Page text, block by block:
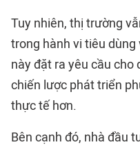
Tuy nhiên, thị trường
trong hành vi tiêu
này đặt ra yêu cầu cho
chiến lược phát triển
thực tế hơn.
Bên cạnh đó, nhà đầu